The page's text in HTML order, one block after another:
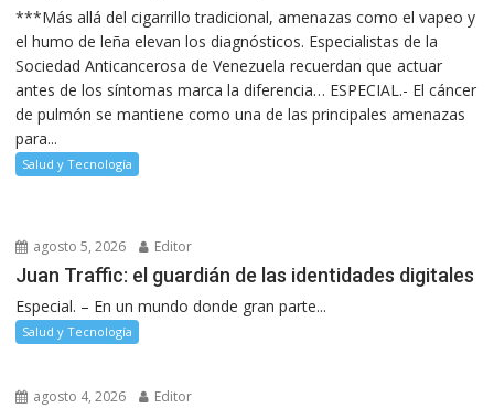
***Más allá del cigarrillo tradicional, amenazas como el vapeo y
el humo de leña elevan los diagnósticos. Especialistas de la
Sociedad Anticancerosa de Venezuela recuerdan que actuar
antes de los síntomas marca la diferencia… ESPECIAL.- El cáncer
de pulmón se mantiene como una de las principales amenazas
para...
Salud y Tecnología
agosto 5, 2026 Editor
Juan Traffic: el guardián de las identidades digitales
Especial. – En un mundo donde gran parte...
Salud y Tecnología
agosto 4, 2026 Editor